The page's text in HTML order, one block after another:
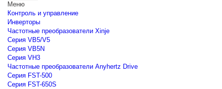
Меню
Контроль и управление
Инверторы
Частотные преобразователи Xinje
Cерия VB5/V5
Cерия VB5N
Cерия VH3
Частотные преобразователи Anyhertz Drive
Серия FST-500
Серия FST-650S